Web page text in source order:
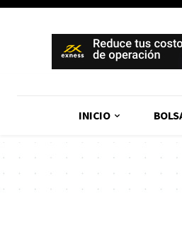
INICIO